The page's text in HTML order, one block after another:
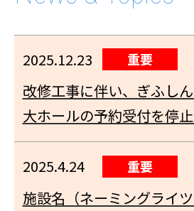
2025.12.23 重要
改修工事に伴い、ぎふし
大ホールの予約受付を停止
2025.4.24 重要
施設名（ネーミングライ